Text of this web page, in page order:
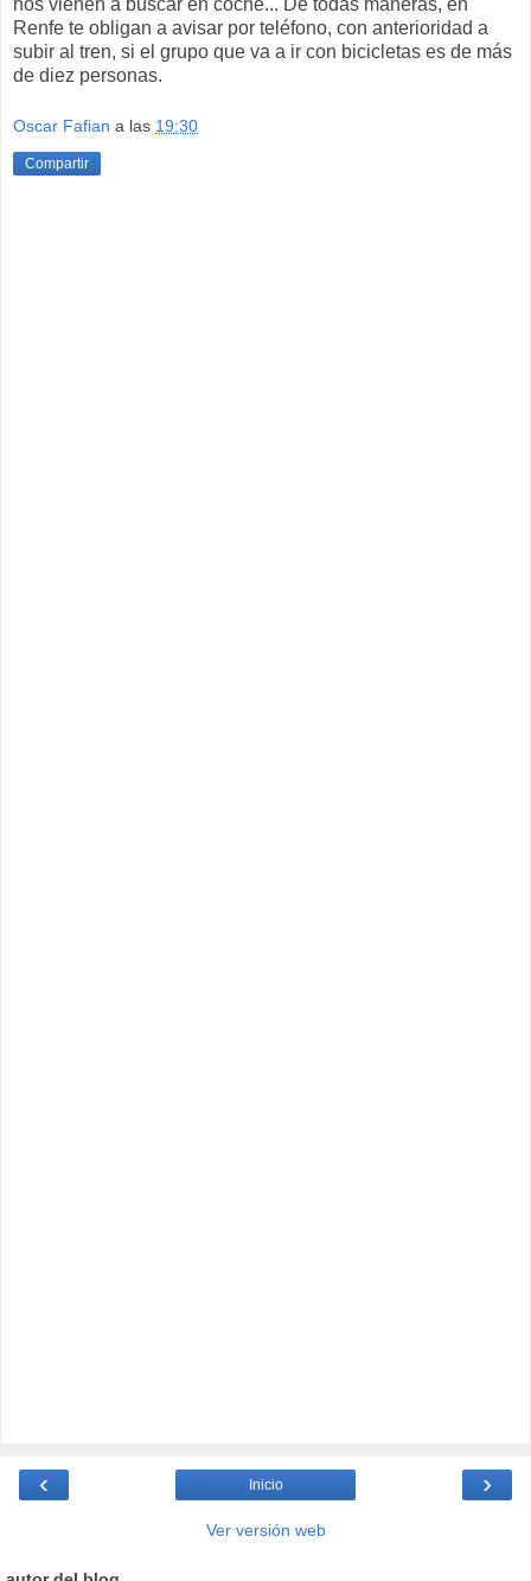
Renfe te obligan a avisar por teléfono, con anterioridad a
subir al tren, si el grupo que va a ir con bicicletas es de más
de diez personas.
Oscar Fafian a las 19:30
Compartir
‹ ›
Inicio
Ver versión web